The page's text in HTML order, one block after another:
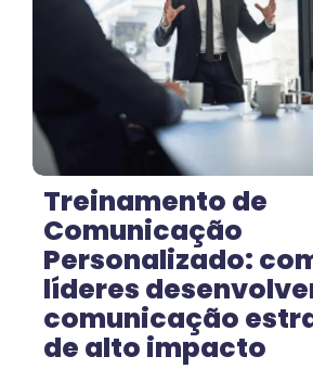
Treinamento de
Comunicação
Personalizado:
líderes
comunicação
de alto impacto